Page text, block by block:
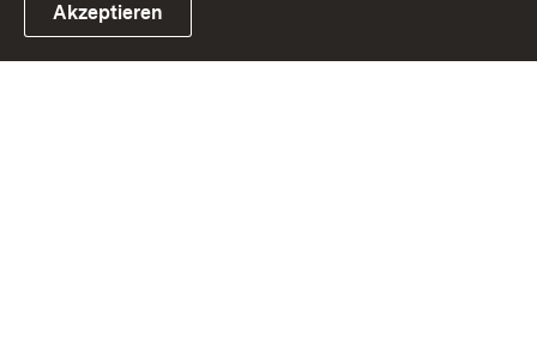
Link zum Landesportal
Akzeptieren